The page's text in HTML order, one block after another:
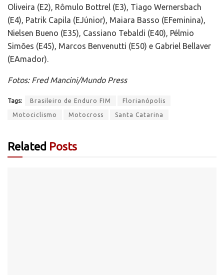
Oliveira (E2), Rômulo Bottrel (E3), Tiago Wernersbach
(E4), Patrik Capila (EJúnior), Maiara Basso (EFeminina),
Nielsen Bueno (E35), Cassiano Tebaldi (E40), Pélmio
Simões (E45), Marcos Benvenutti (E50) e Gabriel Bellaver
(EAmador).
Fotos: Fred Mancini/Mundo Press
Tags: Brasileiro de Enduro FIM Florianópolis
Motociclismo Motocross Santa Catarina
Related Posts